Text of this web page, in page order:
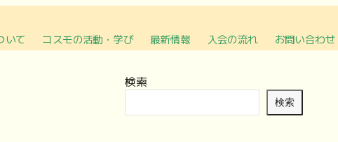
いて コスモの活動・学び 最新情報 入会の流れ お問い合わせ
検索
検索